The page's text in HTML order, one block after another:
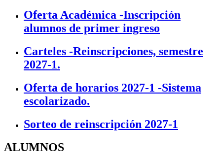
Oferta Académica -Inscripción
alumnos de primer ingreso
Carteles -Reinscripciones, semestre
2027-1.
Oferta de horarios 2027-1 -Sistema
escolarizado.
Sorteo de reinscripción 2027-1
ALUMNOS